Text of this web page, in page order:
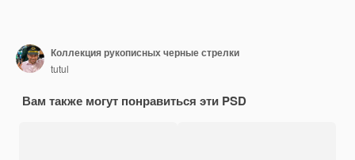
Коллекция рукописных черные стрелки
tutul
Вам также могут понравиться эти PSD